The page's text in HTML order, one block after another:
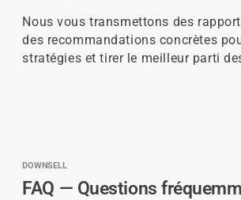
Nous vous transmettons des
des recommandations concrètes
stratégies et tirer le meilleur parti
DOWNSELL
FAQ — Questions